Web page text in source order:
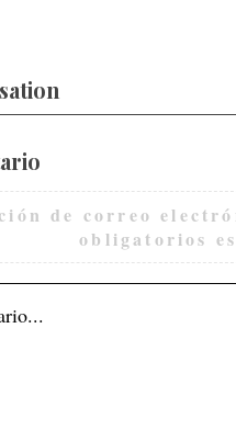
de correo
obligatorios